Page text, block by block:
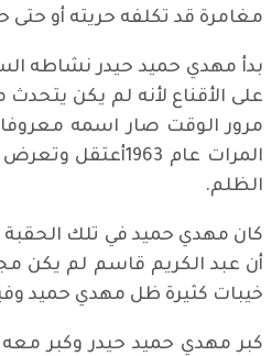
مغامرة قد تكلفه حريته أو حتى
بدأ مهدي حميد حيدر نشاطه
على الأقناع لأنه لم يكن
مرور الوقت صار اسمه
المرات عام
الظلم.
كان مهدي حميد في تلك الحقبة
أن عبد الكريم قاسم لم يكن
خيبات كثيرة ظل مهدي حميد
كبر مهدي حميد حيدر وكبر